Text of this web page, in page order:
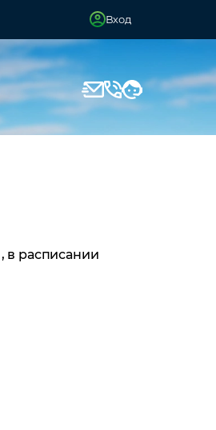
Вход
, в расписании